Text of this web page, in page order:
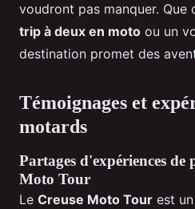
voudront pas manquer. Que
trip à deux en moto ou un
destination promet des
Témoignages et
motards
Partages d'expériences
Moto Tour
Le Creuse Moto Tour est